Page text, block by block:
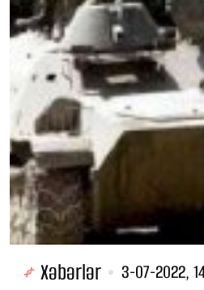
Xəbərlər 3-07-2022,